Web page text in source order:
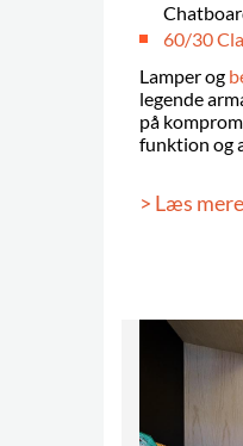
60/30
Lamper og
legende
på
funktion og
> Læs